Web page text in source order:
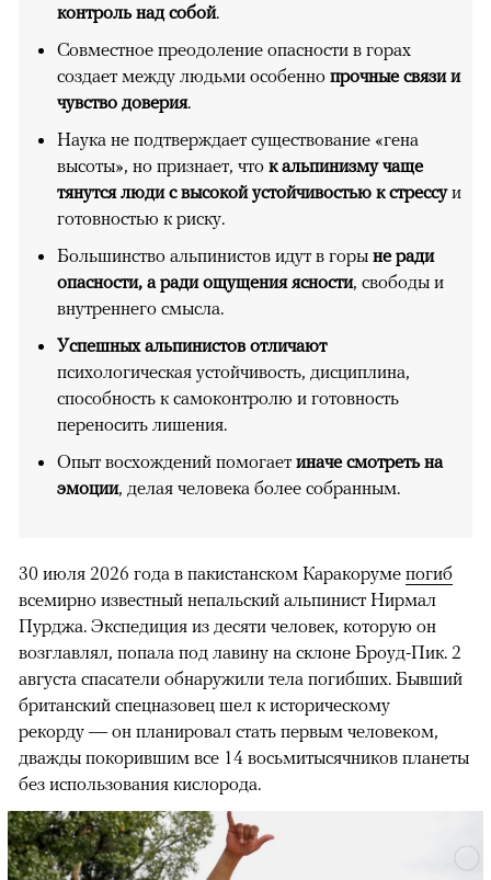
контроль над собой.
Совместное преодоление опасности в горах
создает между людьми особенно прочные связи и
чувство доверия.
Наука не подтверждает существование «гена
высоты», но признает, что к альпинизму чаще
тянутся люди с высокой устойчивостью к стрессуи
готовностью к риску.
Большинство альпинистов идут в горы не ради
опасности, а ради ощущения ясности, свободы и
внутреннего смысла.
Успешных альпинистов отличают
психологическая устойчивость, дисциплина,
способность к самоконтролю и готовность
переносить лишения.
Опыт восхождений помогает иначе смотреть на
эмоции, делая человека более собранным.
30 июля 2026 года в пакистанском Каракоруме погиб
всемирно известный непальский альпинист Нирмал
Пурджа. Экспедиция из десяти человек, которую он
возглавлял, попала под лавину на склоне Броуд-Пик. 2
августа спасатели обнаружили тела погибших. Бывший
британский спецназовец шел к историческому
рекорду — он планировал стать первым человеком,
дважды покорившим все 14 восьмитысячников планеты
без использования кислорода.